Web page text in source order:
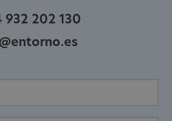
932 202 130